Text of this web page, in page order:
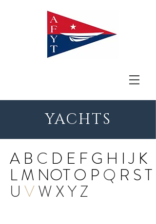
YACHTS
A B C D E FG H I J K
LM NOTO PQ R ST
U VWXYZ